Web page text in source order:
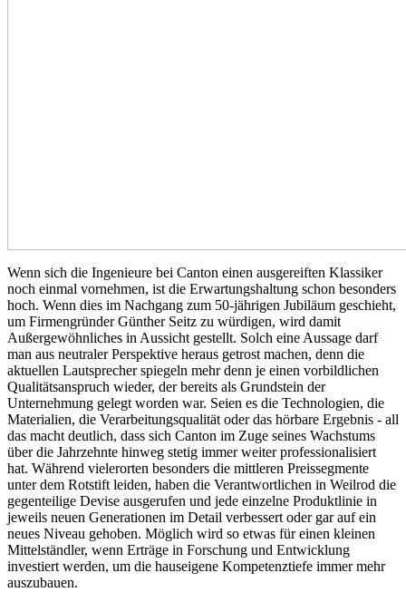
Wenn sich die Ingenieure bei Canton einen ausgereiften Klassiker
noch einmal vornehmen, ist die Erwartungshaltung schon besonders
hoch. Wenn dies im Nachgang zum 50-jährigen Jubiläum geschieht,
um Firmengründer Günther Seitz zu würdigen, wird damit
Außergewöhnliches in Aussicht gestellt. Solch eine Aussage darf
man aus neutraler Perspektive heraus getrost machen, denn die
aktuellen Lautsprecher spiegeln mehr denn je einen vorbildlichen
Qualitätsanspruch wieder, der bereits als Grundstein der
Unternehmung gelegt worden war. Seien es die Technologien, die
Materialien, die Verarbeitungsqualität oder das hörbare Ergebnis - all
das macht deutlich, dass sich Canton im Zuge seines Wachstums
über die Jahrzehnte hinweg stetig immer weiter professionalisiert
hat. Während vielerorten besonders die mittleren Preissegmente
unter dem Rotstift leiden, haben die Verantwortlichen in Weilrod die
gegenteilige Devise ausgerufen und jede einzelne Produktlinie in
jeweils neuen Generationen im Detail verbessert oder gar auf ein
neues Niveau gehoben. Möglich wird so etwas für einen kleinen
Mittelständler, wenn Erträge in Forschung und Entwicklung
investiert werden, um die hauseigene Kompetenztiefe immer mehr
auszubauen.